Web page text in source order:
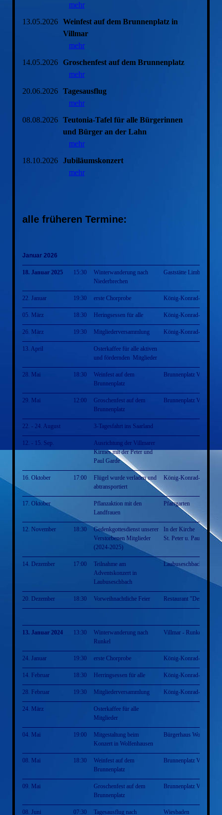
mehr
13.05.2026
Weinfest auf dem Brunnenplatz in
Villmar
mehr
14.05.2026
Groschenfest auf dem Brunnenplatz
mehr
20.06.2026
Tagesausflug
mehr
08.08.2026
Teutonia-Tafel für alle Bürgerinnen
und Bürger an der Lahn
mehr
18.10.2026
Jubiläumskonzert
mehr
alle früheren Termine:
Januar 2026
18. Januar 2025 15:30
Winterwanderung nach
Niederbrechen
Gaststätte Limburg
22. Januar 19:30 erste Chorprobe König-Konrad-Halle
05. März 18:30 Heringsessen für alle König-Konrad-Halle
26. März 19:30 Mitgliederversammlung König-Konrad-Halle
13. April
Osterkaffee für alle aktiven
und fördernden Mitglieder
28. Mai 18:30
Weinfest auf dem
Brunnenplatz
Brunnenplatz Villmar
29. Mai 12:00
Groschenfest auf dem
Brunnenplatz
Brunnenplatz Villmar
22. - 24. August 3-Tagesfahrt ins Saarland
12. - 15. Sep.
Ausrichtung der Villmarer
Kirmes mit der Peter und
Paul Garde
16. Oktober 17:00
Flügel wurde verladen und
abtransportiert
König-Konrad-Halle
17. Oktober
Pflanzaktion mit den
Landfrauen
Pfarrgarten
12. November 18:30
Gedenkgottesdienst unserer
Verstorbenen Mitglieder
(2024-2025)
In der Kirche
St. Peter u. Paul Villmar
14. Dezember 17:00
Teilnahme am
Adventskonzert in
Laubuseschbach
Laubuseschbach
20. Dezember 18:30 Vorweihnachtliche Feier Restaurant "Der
13. Januar 2024 13:30
Winterwanderung nach
Runkel
Villmar - Runkel -
24. Januar 19:30 erste Chorprobe König-Konrad-Halle
14. Februar 18:30 Herringsessen für alle König-Konrad-Halle
28. Februar 19:30 Mitgliederversammlung König-Konrad-Halle
24. März
Osterkaffee für alle
Mitglieder
04. Mai 19:00
Mitgestaltung beim
Konzert in Wolfenhausen
Bürgerhaus
08. Mai 18:30
Weinfest auf dem
Brunnenplatz
Brunnenplatz Villmar
09. Mai
Groschenfest auf dem
Brunnenplatz
Brunnenplatz Villmar
08. Juni 07:30 Tagesausflug nach Wiesbaden